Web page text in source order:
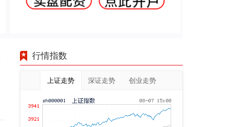
行情指数
上证走势 深证走势 创业走势